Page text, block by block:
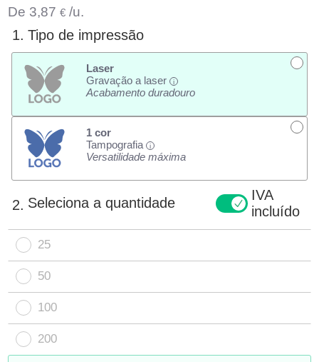
De 3,87 € /u.
1. Tipo de impressão
Laser
Gravação a laser
i
Acabamento duradouro
1 cor
Tampografia
i
Versatilidade máxima
2. Seleciona a quantidade
IVA
incluído
25
50
100
200